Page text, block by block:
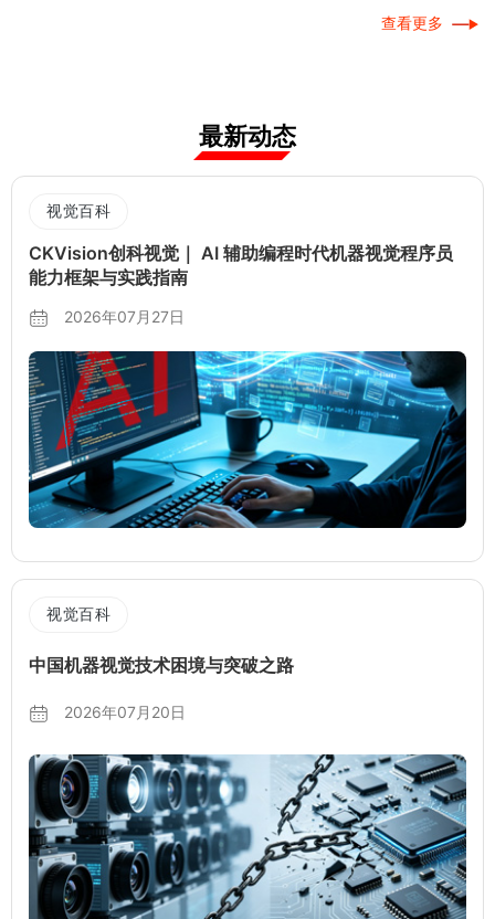
查看更多
最新动态
视觉百科
CKVision创科视觉｜ AI 辅助编程时代机器视觉程序员
能力框架与实践指南
2026年07月27日
视觉百科
中国机器视觉技术困境与突破之路
2026年07月20日